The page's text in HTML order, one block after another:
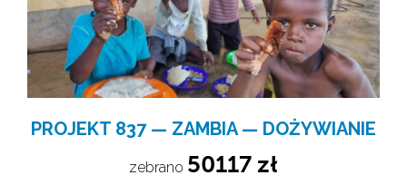
PROJEKT 837 — ZAMBIA — DOŻYWIANIE
zebrano 50117 zł